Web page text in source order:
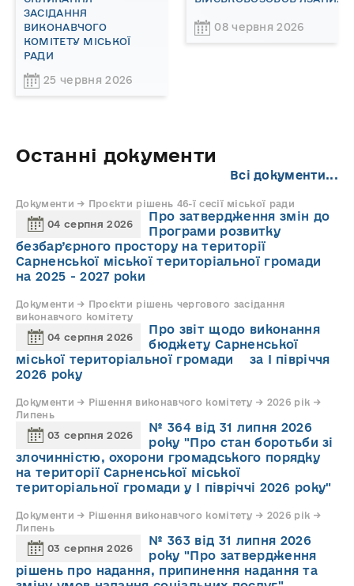
ЗАСІДАННЯ
ВИКОНАВЧОГО
КОМІТЕТУ МІСЬКОЇ
РАДИ
25 червня 2026
08 червня 2026
Останні документи
Всі документи...
Документи → Проєкти рішень 46-ї сесії міської ради
04 серпня 2026
Про затвердження змін до
Програми розвитку
безбар’єрного простору на території
Сарненської міської територіальної громади
на 2025 - 2027 роки
Документи → Проєкти рішень чергового засідання
виконавчого комітету
04 серпня 2026
Про звіт щодо виконання
бюджету Сарненської
міської територіальної громади за І півріччя
2026 року
Документи → Рішення виконавчого комітету → 2026 рік →
Липень
03 серпня 2026
№ 364 від 31 липня 2026
року "Про стан боротьби зі
злочинністю, охорони громадського порядку
на території Сарненської міської
територіальної громади у І півріччі 2026 року"
Документи → Рішення виконавчого комітету → 2026 рік →
Липень
03 серпня 2026
№ 363 від 31 липня 2026
року "Про затвердження
рішень про надання, припинення надання та